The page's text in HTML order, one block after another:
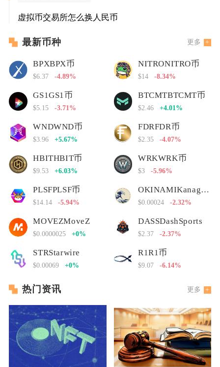
虚拟币交易所怎么换人民币
最新币种 更多
BPXBPX币
$6.37 -4.89%
NITRONITRO币
$14 -8.34%
GS1GS1币
$5.15 -3.71%
BTCMTBTCMT币
$2.46 +4.01%
WNDWND币
$3.96 +5.67%
FDRFDR币
$2.35 -4.07%
HBITHBIT币
$9.53 +6.03%
WRKWRK币
$3 -5.96%
PLSFPLSF币
$14.14 -5.94%
OKINAMIKanagawa Nami
$0.00024 -2.32%
MOVEZMoveZ
$0.0000025 +0%
DASSDashSports
$2.37 -2.37%
STRStarwire
$0.00069 +0%
R1R1币
$9.07 -6.14%
热门资讯 更多